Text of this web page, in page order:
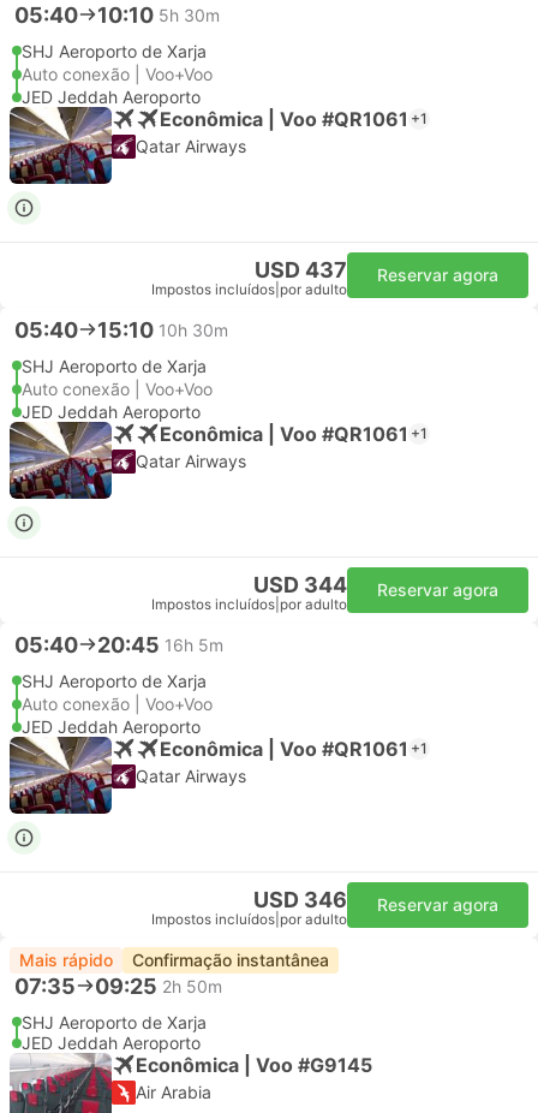
05:40 10:10 5h 30m
SHJ Aeroporto de Xarja
Auto conexão | Voo+Voo
JED Jeddah Aeroporto
Econômica | Voo #QR1061 +1
Qatar Airways
USD 437
Impostos incluídos por adulto
Reservar agora
05:40 15:10 10h 30m
SHJ Aeroporto de Xarja
Auto conexão | Voo+Voo
JED Jeddah Aeroporto
Econômica | Voo #QR1061 +1
Qatar Airways
USD 344
Impostos incluídos por adulto
Reservar agora
05:40 20:45 16h 5m
SHJ Aeroporto de Xarja
Auto conexão | Voo+Voo
JED Jeddah Aeroporto
Econômica | Voo #QR1061 +1
Qatar Airways
USD 346
Impostos incluídos por adulto
Reservar agora
Mais rápido Confirmação instantânea
07:35 09:25 2h 50m
SHJ Aeroporto de Xarja
JED Jeddah Aeroporto
Econômica | Voo #G9145
Air Arabia